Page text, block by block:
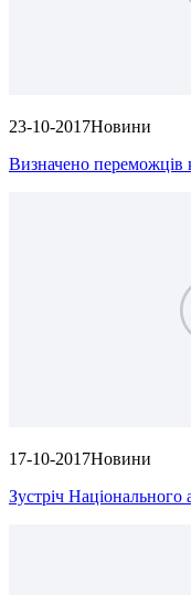
23-10-2017Новини
Визначено переможців
17-10-2017Новини
Зустріч Національного